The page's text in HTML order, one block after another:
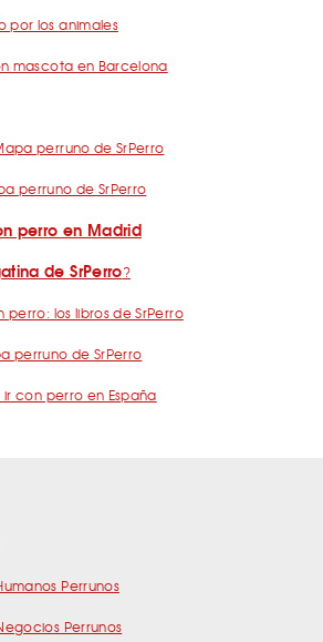
por los animales
mascota en Barcelona
perruno de SrPerro
perruno de SrPerro
perro en Madrid
de SrPerro?
los libros de SrPerro
perruno de SrPerro
con perro en España
Perrunos
Perrunos